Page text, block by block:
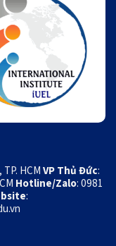
HCMVP Thủ Đức:
Hotline/Zalo: 0981
: